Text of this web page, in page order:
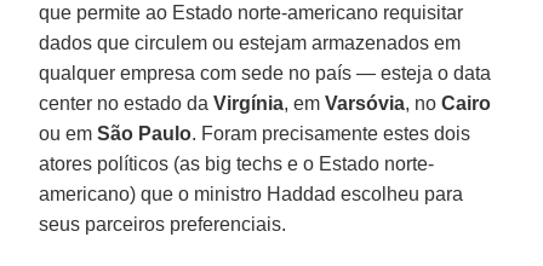
que permite ao Estado norte-americano requisitar
dados que circulem ou estejam armazenados em
qualquer empresa com sede no país — esteja o data
center no estado daVirgínia, emVarsóvia, noCairo
ou emSão Paulo. Foram precisamente estes dois
atores políticos (as big techs e o Estado norte-
americano) que o ministro Haddad escolheu para
seus parceiros preferenciais.